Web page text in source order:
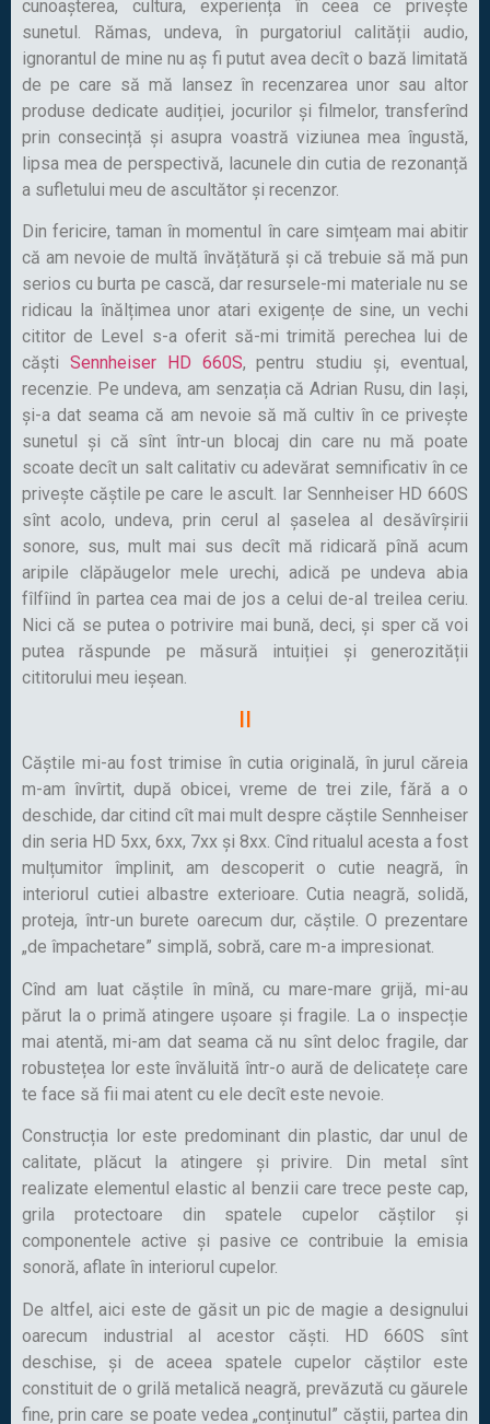
cunoașterea, cultura, experiența în ceea ce privește
sunetul. Rămas, undeva, în purgatoriul calității audio,
ignorantul de mine nu aș fi putut avea decît o bază limitată
de pe care să mă lansez în recenzarea unor sau altor
produse dedicate audiției, jocurilor și filmelor, transferînd
prin consecință și asupra voastră viziunea mea îngustă,
lipsa mea de perspectivă, lacunele din cutia de rezonanță
a sufletului meu de ascultător și recenzor.
Din fericire, taman în momentul în care simțeam mai abitir
că am nevoie de multă învățătură și că trebuie să mă pun
serios cu burta pe cască, dar resursele-mi materiale nu se
ridicau la înălțimea unor atari exigențe de sine, un vechi
cititor de Level s-a oferit să-mi trimită perechea lui de
căști Sennheiser HD 660S, pentru studiu și, eventual,
recenzie. Pe undeva, am senzația că Adrian Rusu, din Iași,
și-a dat seama că am nevoie să mă cultiv în ce privește
sunetul și că sînt într-un blocaj din care nu mă poate
scoate decît un salt calitativ cu adevărat semnificativ în ce
privește căștile pe care le ascult. Iar Sennheiser HD 660S
sînt acolo, undeva, prin cerul al șaselea al desăvîrșirii
sonore, sus, mult mai sus decît mă ridicară pînă acum
aripile clăpăugelor mele urechi, adică pe undeva abia
fîlfîind în partea cea mai de jos a celui de-al treilea ceriu.
Nici că se putea o potrivire mai bună, deci, și sper că voi
putea răspunde pe măsură intuiției și generozității
cititorului meu ieșean.
II
Căștile mi-au fost trimise în cutia originală, în jurul căreia
m-am învîrtit, după obicei, vreme de trei zile, fără a o
deschide, dar citind cît mai mult despre căștile Sennheiser
din seria HD 5xx, 6xx, 7xx și 8xx. Cînd ritualul acesta a fost
mulțumitor împlinit, am descoperit o cutie neagră, în
interiorul cutiei albastre exterioare. Cutia neagră, solidă,
proteja, într-un burete oarecum dur, căștile. O prezentare
„de împachetare” simplă, sobră, care m-a impresionat.
Cînd am luat căștile în mînă, cu mare-mare grijă, mi-au
părut la o primă atingere ușoare și fragile. La o inspecție
mai atentă, mi-am dat seama că nu sînt deloc fragile, dar
robustețea lor este învăluită într-o aură de delicatețe care
te face să fii mai atent cu ele decît este nevoie.
Construcția lor este predominant din plastic, dar unul de
calitate, plăcut la atingere și privire. Din metal sînt
realizate elementul elastic al benzii care trece peste cap,
grila protectoare din spatele cupelor căștilor și
componentele active și pasive ce contribuie la emisia
sonoră, aflate în interiorul cupelor.
De altfel, aici este de găsit un pic de magie a designului
oarecum industrial al acestor căști. HD 660S sînt
deschise, și de aceea spatele cupelor căștilor este
constituit de o grilă metalică neagră, prevăzută cu găurele
fine, prin care se poate vedea „conținutul” căștii, partea din